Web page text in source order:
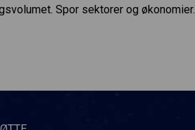
Spor sektorer og økonomier.